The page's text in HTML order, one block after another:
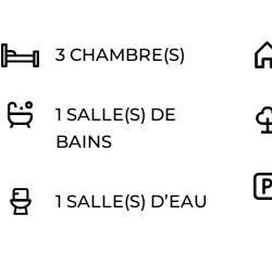
3 CHAMBRE(S)
1 SALLE(S) DE
BAINS
1 SALLE(S) D’EAU